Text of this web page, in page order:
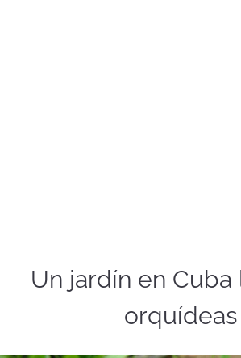
Un jardín en
orquídeas